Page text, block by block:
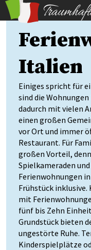
Italien
Einiges spricht für
sind die
dadurch mit vielen
einen großen
vor Ort und immer
Restaurant. Für
großen Vorteil,
Spielkameraden
Ferienwohnungen
Frühstück
mit
fünf bis Zehn
Grundstück bieten
ungestörte Ruhe.
Kinderspielplätze